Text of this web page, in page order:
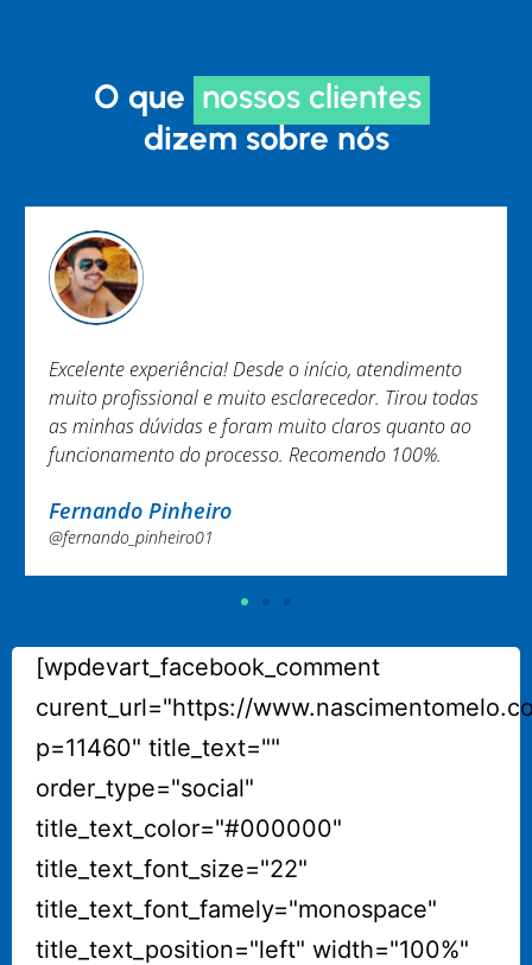
O que nossos clientes
dizem sobre nós
todas
ao
Trabalho EXCEPCIONAL não tenho nada a
Equipe engajada e ágil. Em especial Murilo e
Brenner. Obrigada.
@nayaramelo02
[wpdevart_facebook_comment
curent_url="https://
p=11460" title_text=""
order_type="social"
title_text_color="#000000"
title_text_font_size="22"
title_text_font_famely="monospace"
title_text_position="left" width="100%"